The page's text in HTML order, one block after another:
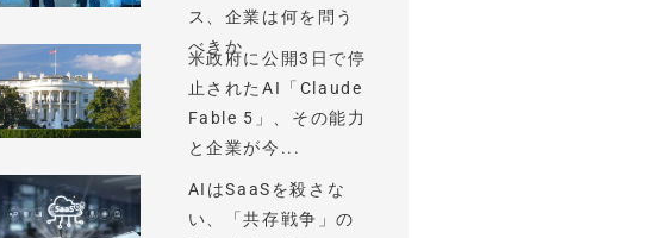
ス、企業は何を問う
べきか
米政府に公開3日で停
止されたAI「Claude
Fable 5」、その能力
と企業が今...
AIはSaaSを殺さな
い、「共存戦争」の